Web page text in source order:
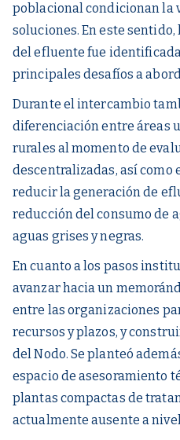
poblacional condicionan la
soluciones. En este
del efluente fue
principales desafíos a
Durante el intercambio
diferenciación entre áreas
rurales al momento de
descentralizadas, así como
reducir la generación de
reducción del consumo de
aguas grises y negras.
En cuanto a los pasos
avanzar hacia un
entre las organizaciones
recursos y plazos, y
del Nodo. Se planteó
espacio de asesoramiento
plantas compactas de
actualmente ausente a